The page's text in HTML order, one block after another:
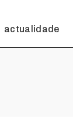
actualidade